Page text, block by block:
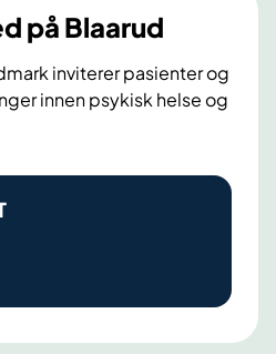
på Blaarud
inviterer pasienter og
innen psykisk helse og